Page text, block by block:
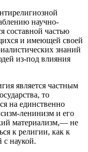
научно-
составной частью
и имеющей своей
знаний
из-под влияния
является частным
то
на единственно
ленинизм и его
материализм,— не
к религии, как к
наукой.